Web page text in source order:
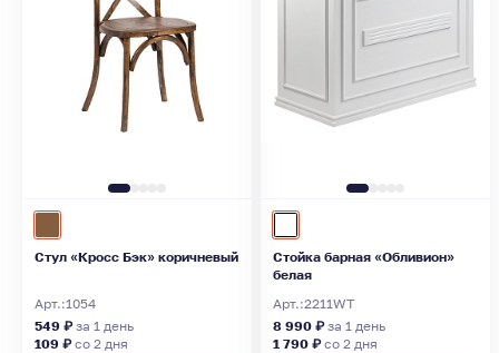
Стул «Кросс Бэк» коричневый
Арт.:1054
549 ₽за 1 день
109 ₽со 2 дня
Стойка барная «Обливион»
белая
Арт.:2211WT
8 990 ₽за 1 день
1 790 ₽со 2 дня